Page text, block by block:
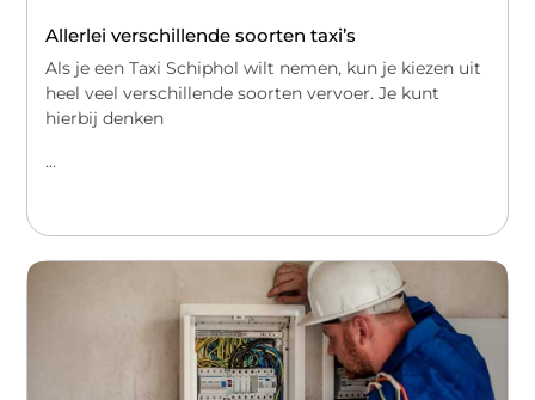
Allerlei verschillende soorten taxi’s
Als je een Taxi Schiphol wilt nemen, kun je kiezen uit
heel veel verschillende soorten vervoer. Je kunt
hierbij denken
...